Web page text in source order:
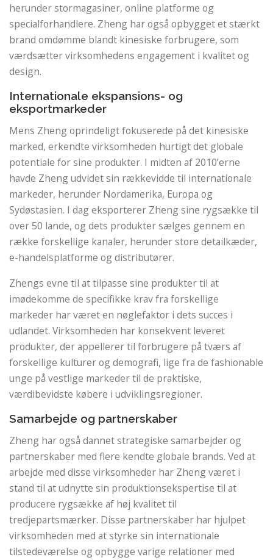
herunder stormagasiner, online platforme og
specialforhandlere. Zheng har også opbygget et stærkt
brand omdømme blandt kinesiske forbrugere, som
værdsætter virksomhedens engagement i kvalitet og
design.
Internationale ekspansions- og
eksportmarkeder
Mens Zheng oprindeligt fokuserede på det kinesiske
marked, erkendte virksomheden hurtigt det globale
potentiale for sine produkter. I midten af ​​2010’erne
havde Zheng udvidet sin rækkevidde til internationale
markeder, herunder Nordamerika, Europa og
Sydøstasien. I dag eksporterer Zheng sine rygsække til
over 50 lande, og dets produkter sælges gennem en
række forskellige kanaler, herunder store detailkæder,
e-handelsplatforme og distributører.
Zhengs evne til at tilpasse sine produkter til at
imødekomme de specifikke krav fra forskellige
markeder har været en nøglefaktor i dets succes i
udlandet. Virksomheden har konsekvent leveret
produkter, der appellerer til forbrugere på tværs af
forskellige kulturer og demografi, lige fra de fashionable
unge på vestlige markeder til de praktiske,
værdibevidste købere i udviklingsregioner.
Samarbejde og partnerskaber
Zheng har også dannet strategiske samarbejder og
partnerskaber med flere kendte globale brands. Ved at
arbejde med disse virksomheder har Zheng været i
stand til at udnytte sin produktionsekspertise til at
producere rygsække af høj kvalitet til
tredjepartsmærker. Disse partnerskaber har hjulpet
virksomheden med at styrke sin internationale
tilstedeværelse og opbygge varige relationer med